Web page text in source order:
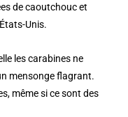
de caoutchouc et
Unis.
les carabines ne
mensonge flagrant.
même si ce sont des